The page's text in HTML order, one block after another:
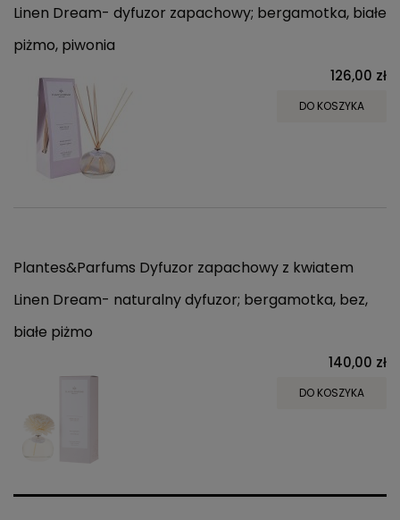
Linen Dream- dyfuzor zapachowy; bergamotka, białe
piżmo, piwonia
126,00 zł
DO KOSZYKA
Plantes&Parfums Dyfuzor zapachowy z kwiatem
Linen Dream- naturalny dyfuzor; bergamotka, bez,
białe piżmo
140,00 zł
DO KOSZYKA